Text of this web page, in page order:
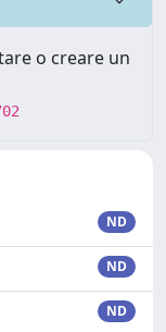
o creare un
ND
ND
ND